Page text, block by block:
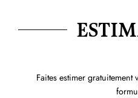
Faites estimer